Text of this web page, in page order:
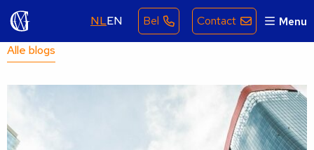
NLEN Bel Contact Menu
Alle blogs